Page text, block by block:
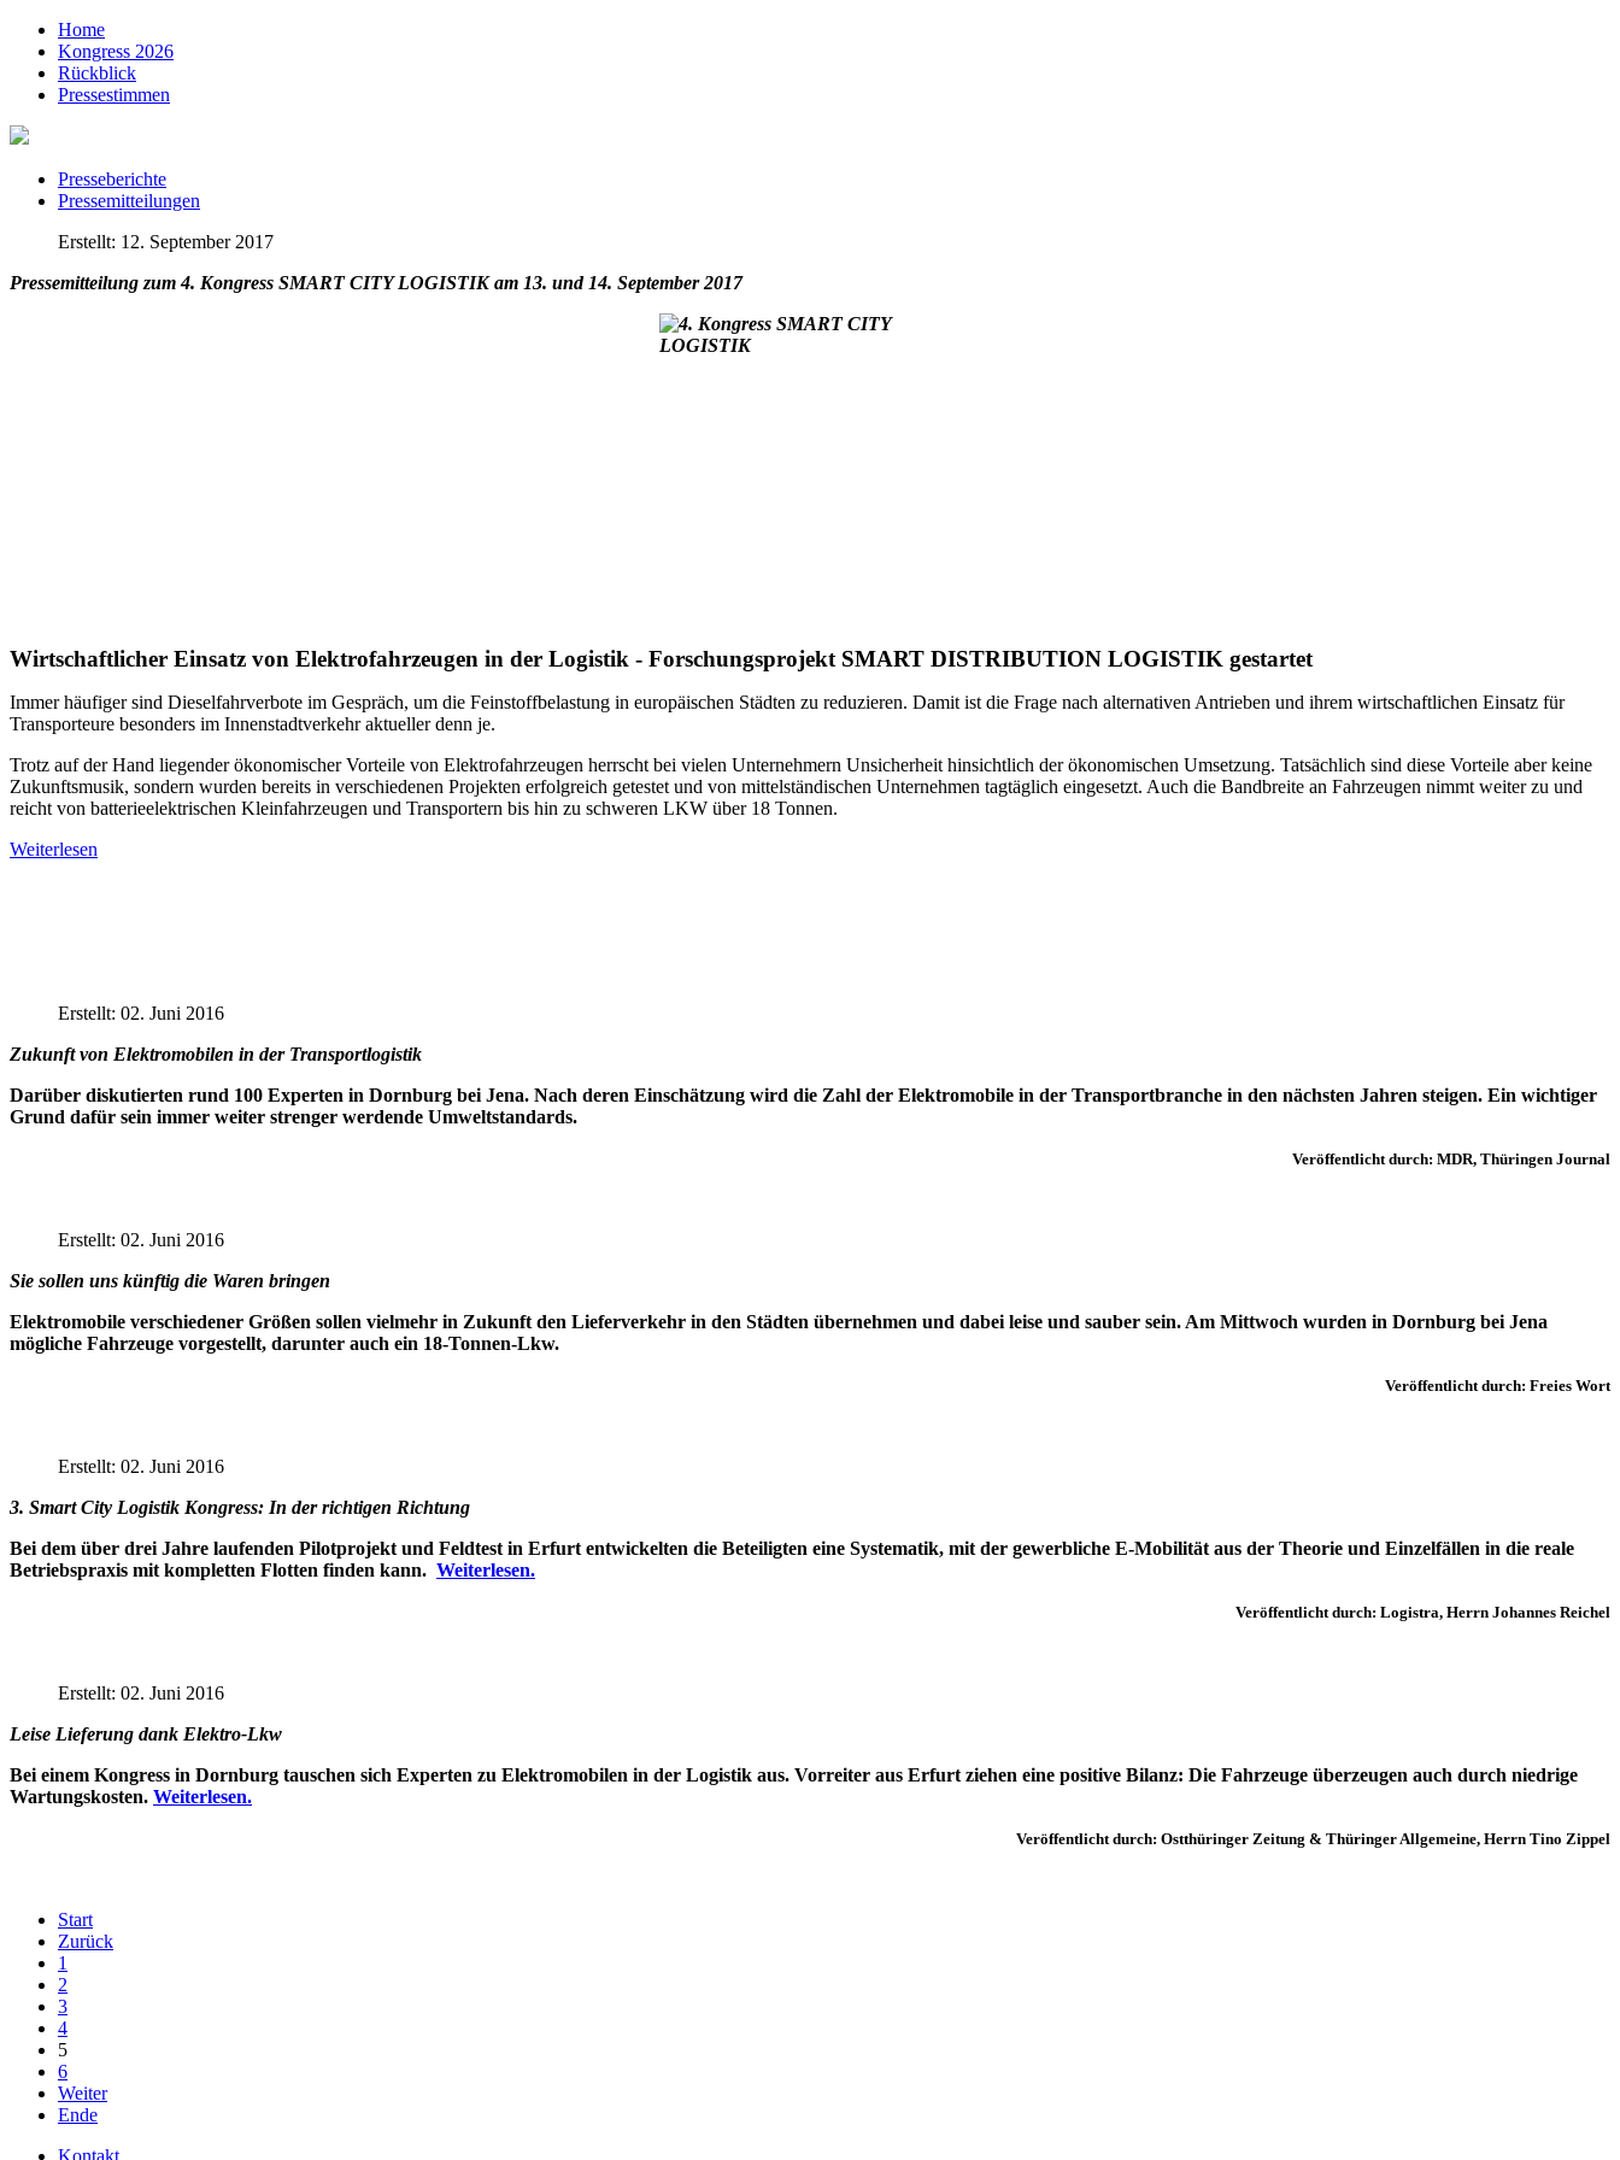
Home
Kongress 2026
Rückblick
Pressestimmen
Presseberichte
Pressemitteilungen
Erstellt: 12. September 2017
Pressemitteilung zum 4. Kongress SMART CITY LOGISTIK am 13. und 14. September 2017
Wirtschaftlicher Einsatz von Elektrofahrzeugen in der Logistik - Forschungsprojekt SMART DISTRIBUTION LOGISTIK gestartet
Immer häufiger sind Dieselfahrverbote im Gespräch, um die Feinstoffbelastung in europäischen Städten zu reduzieren. Damit ist die Frage nach alternativen Antrieben und ihrem wirtschaftlichen Einsatz für
Transporteure besonders im Innenstadtverkehr aktueller denn je.
Trotz auf der Hand liegender ökonomischer Vorteile von Elektrofahrzeugen herrscht bei vielen Unternehmern Unsicherheit hinsichtlich der ökonomischen Umsetzung. Tatsächlich sind diese Vorteile aber keine
Zukunftsmusik, sondern wurden bereits in verschiedenen Projekten erfolgreich getestet und von mittelständischen Unternehmen tagtäglich eingesetzt. Auch die Bandbreite an Fahrzeugen nimmt weiter zu und
reicht von batterieelektrischen Kleinfahrzeugen und Transportern bis hin zu schweren LKW über 18 Tonnen.
Weiterlesen
Erstellt: 02. Juni 2016
Zukunft von Elektromobilen in der Transportlogistik
Darüber diskutierten rund 100 Experten in Dornburg bei Jena. Nach deren Einschätzung wird die Zahl der Elektromobile in der Transportbranche in den nächsten Jahren steigen. Ein wichtiger
Grund dafür sein immer weiter strenger werdende Umweltstandards.
Veröffentlicht durch: MDR, Thüringen Journal
Erstellt: 02. Juni 2016
Sie sollen uns künftig die Waren bringen
Elektromobile verschiedener Größen sollen vielmehr in Zukunft den Lieferverkehr in den Städten übernehmen und dabei leise und sauber sein. Am Mittwoch wurden in Dornburg bei Jena
mögliche Fahrzeuge vorgestellt, darunter auch ein 18-Tonnen-Lkw.
Veröffentlicht durch: Freies Wort
Erstellt: 02. Juni 2016
3. Smart City Logistik Kongress: In der richtigen Richtung
Bei dem über drei Jahre laufenden Pilotprojekt und Feldtest in Erfurt entwickelten die Beteiligten eine Systematik, mit der gewerbliche E-Mobilität aus der Theorie und Einzelfällen in die reale
Betriebspraxis mit kompletten Flotten finden kann. Weiterlesen.
Veröffentlicht durch: Logistra, Herrn Johannes Reichel
Erstellt: 02. Juni 2016
Leise Lieferung dank Elektro-Lkw
Bei einem Kongress in Dornburg tauschen sich Experten zu Elektromobilen in der Logistik aus. Vorreiter aus Erfurt ziehen eine positive Bilanz: Die Fahrzeuge überzeugen auch durch niedrige
Wartungskosten. Weiterlesen.
Veröffentlicht durch: Ostthüringer Zeitung & Thüringer Allgemeine, Herrn Tino Zippel
Start
Zurück
1
2
3
4
5
6
Weiter
Ende
Kontakt